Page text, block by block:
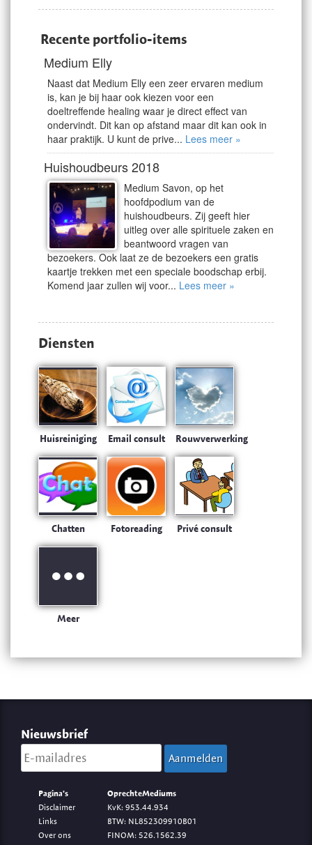
Recente portfolio-items
Medium Elly
Naast dat Medium Elly een zeer ervaren medium
is, kan je bij haar ook kiezen voor een
doeltreffende healing waar je direct effect van
ondervindt. Dit kan op afstand maar dit kan ook in
haar praktijk. U kunt de prive... Lees meer »
Huishoudbeurs 2018
Medium Savon, op het
hoofdpodium van de
huishoudbeurs. Zij geeft hier
uitleg over alle spirituele zaken en
beantwoord vragen van
bezoekers. Ook laat ze de bezoekers een gratis
kaartje trekken met een speciale boodschap erbij.
Komend jaar zullen wij voor... Lees meer »
Diensten
Huisreiniging Email consult Rouwverwerking
Chatten Fotoreading Privé consult
Meer
Nieuwsbrief
Pagina's
Disclaimer
Links
Over ons
OprechteMediums
KvK: 953.44.934
BTW: NL852309910B01
FINOM: 526.1562.39